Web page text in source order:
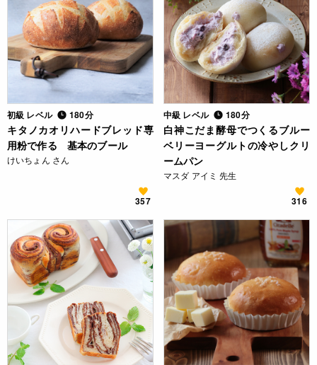
初級 レベル 180分
キタノカオリハードブレッド専
用粉で作る 基本のブール
けいちょん さん
357
中級 レベル 180分
白神こだま酵母でつくるブルー
ベリーヨーグルトの冷やしクリ
ームパン
マスダ アイミ 先生
316